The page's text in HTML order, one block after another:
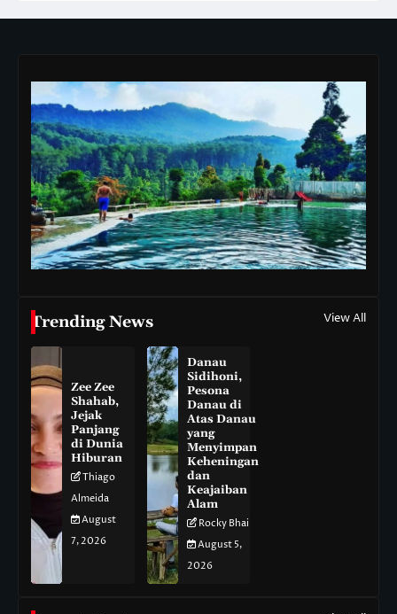
Trending News View All
Zee Zee
Shahab,
Jejak
Panjang
di Dunia
Hiburan
Thiago
Almeida
August
7, 2026
Danau
Sidihoni,
Pesona
Danau di
Atas Danau
yang
Menyimpan
Keheningan
dan
Keajaiban
Alam
Rocky Bhai
August 5,
2026